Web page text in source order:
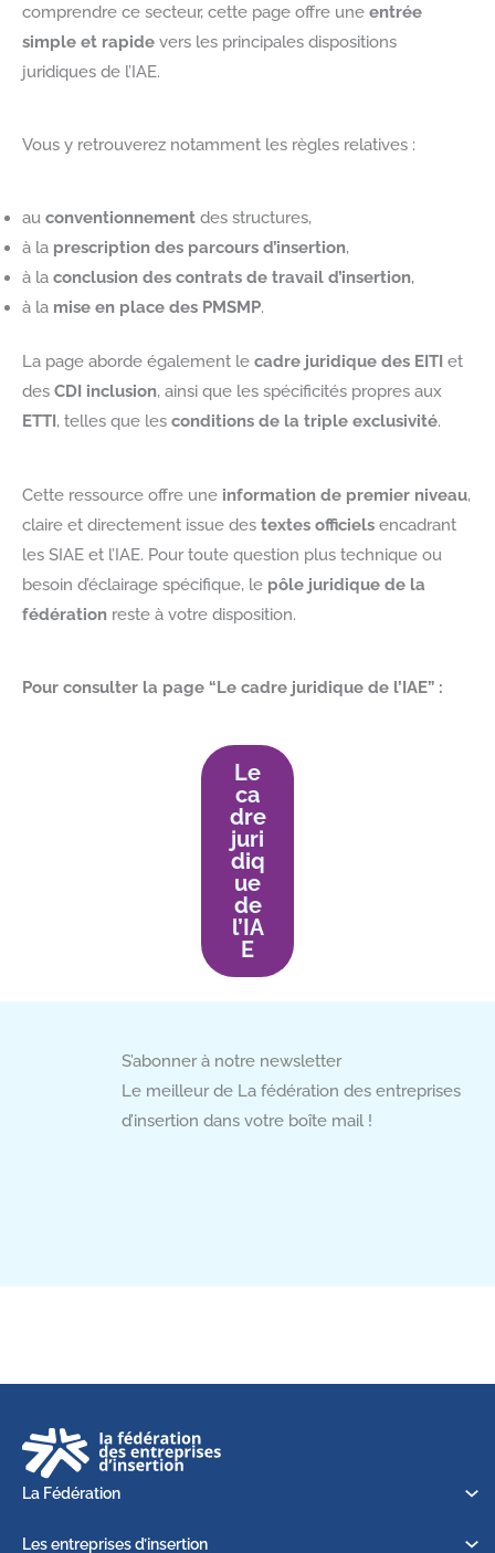
comprendre ce secteur, cette page offre une entrée
simple et rapide vers les principales dispositions
juridiques de l’IAE.
Vous y retrouverez notamment les règles relatives :
au conventionnement des structures,
à la prescription des parcours d’insertion,
à la conclusion des contrats de travail d’insertion,
à la mise en place des PMSMP.
La page aborde également le cadre juridique des EITI et
des CDI inclusion, ainsi que les spécificités propres aux
ETTI, telles que les conditions de la triple exclusivité.
Cette ressource offre une information de premier niveau,
claire et directement issue des textes officiels encadrant
les SIAE et l’IAE. Pour toute question plus technique ou
besoin d’éclairage spécifique, le pôle juridique de la
fédération reste à votre disposition.
Pour consulter la page “Le cadre juridique de l’IAE” :
Le
ca
dre
juri
diq
ue
de
l’IA
E
S’abonner à notre newsletter
Le meilleur de La fédération des entreprises
d’insertion dans votre boîte mail !
La Fédération
Les entreprises d’insertion